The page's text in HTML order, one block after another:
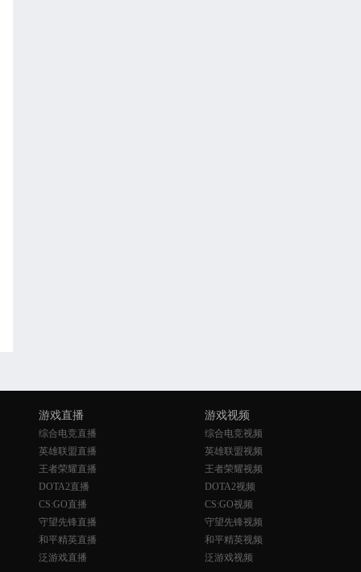
游戏直播
综合电竞直播
英雄联盟直播
王者荣耀直播
DOTA2直播
CS:GO直播
守望先锋直播
和平精英直播
泛游戏直播
游戏视频
综合电竞视频
英雄联盟视频
王者荣耀视频
DOTA2视频
CS:GO视频
守望先锋视频
和平精英视频
泛游戏视频